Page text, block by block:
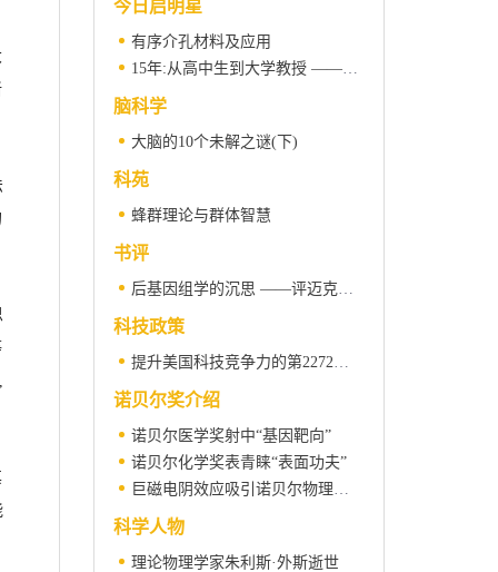
今日启明星
有序介孔材料及应用
15年:从高中生到大学教授 ——2007年启明星(跟踪)计划入选者万颖的故事
脑科学
大脑的10个未解之谜(下)
科苑
蜂群理论与群体智慧
书评
后基因组学的沉思 ——评迈克尔·林奇的《基因组架构的起源》
科技政策
提升美国科技竞争力的第2272号法案
诺贝尔奖介绍
诺贝尔医学奖射中“基因靶向”
诺贝尔化学奖表青睐“表面功夫”
巨磁电阴效应吸引诺贝尔物理学奖
科学人物
理论物理学家朱利斯·外斯逝世